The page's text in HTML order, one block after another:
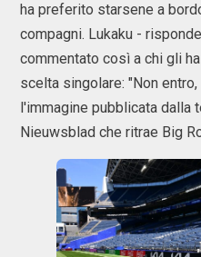
ha preferito starsene a
compagni. Lukaku -
commentato così a chi gli
scelta singolare: "Non
l'immagine pubblicata dalla
Nieuwsblad che ritrae Big